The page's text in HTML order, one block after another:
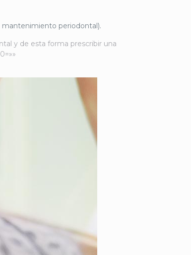
periodontal).
y de esta forma prescribir una